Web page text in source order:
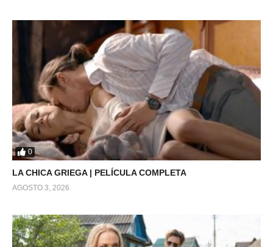
0
LA CHICA GRIEGA | PELÍCULA COMPLETA
AGOSTO 3, 2026